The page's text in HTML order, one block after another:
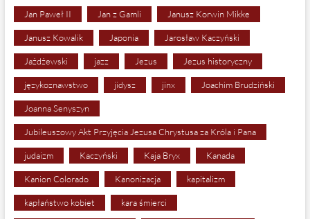
Jan Paweł II Jan z Gamli Janusz Korwin Mikke
Janusz Kowalik Japonia Jarosław Kaczyński
Jażdżewski jazz Jezus Jezus historyczny
językoznawstwo jidysz jinx Joachim Brudziński
Joanna Senyszyn
Jubileuszowy Akt Przyjęcia Jezusa Chrystusa za Króla i Pana
judaizm Kaczyński Kaja Bryx Kanada
Kanion Colorado Kanonizacja kapitalizm
kapłaństwo kobiet kara śmierci